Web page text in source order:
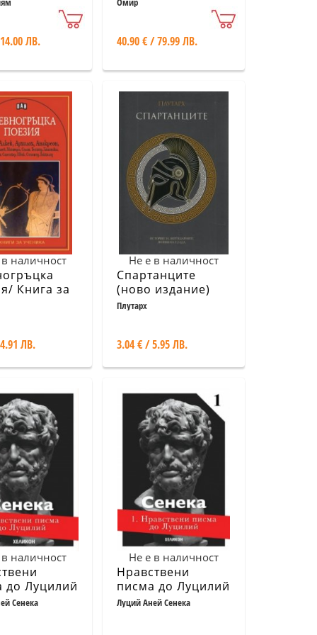
ЛВ. 40.90 € / 79.99 ЛВ.
наличност
Книга за
ЛВ.
Не е в наличност
Спартанците
(ново издание)
Плутарх
3.04 € / 5.95 ЛВ.
наличност
до Луцилий
Сенека
Не е в наличност
Нравствени
писма до Луцилий
1
Луций Аней Сенека